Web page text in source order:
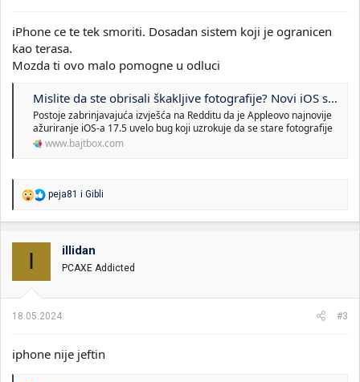
iPhone ce te tek smoriti. Dosadan sistem koji je ogranicen
kao terasa.
Mozda ti ovo malo pomogne u odluci
Mislite da ste obrisali škakljive fotografije? Novi iOS se ne slaže! - Bajtbox
Postoje zabrinjavajuća izvješća na Redditu da je Appleovo najnovije
ažuriranje iOS-a 17.5 uvelo bug koji uzrokuje da se stare fotografije
www.bajtbox.com
R
a
o
n
j
:
peja81 i Gibli
I illidan
PCAXE Addicted
18.05.2024. #3
iphone nije jeftin